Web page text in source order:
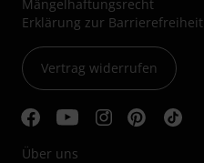
Mängelhaftungsrecht
Erklärung zur Barrierefreiheit
Vertrag widerrufen
Über uns